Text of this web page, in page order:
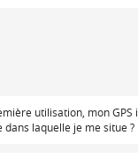
utilisation, mon GPS
laquelle je me situe ?